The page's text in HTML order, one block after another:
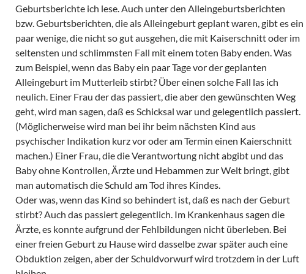
Geburtsberichte ich lese. Auch unter den Alleingeburtsberichten
bzw. Geburtsberichten, die als Alleingeburt geplant waren, gibt es ein
paar wenige, die nicht so gut ausgehen, die mit Kaiserschnitt oder im
seltensten und schlimmsten Fall mit einem toten Baby enden. Was
zum Beispiel, wenn das Baby ein paar Tage vor der geplanten
Alleingeburt im Mutterleib stirbt? Über einen solche Fall las ich
neulich. Einer Frau der das passiert, die aber den gewünschten Weg
geht, wird man sagen, daß es Schicksal war und gelegentlich passiert.
(Möglicherweise wird man bei ihr beim nächsten Kind aus
psychischer Indikation kurz vor oder am Termin einen Kaierschnitt
machen.) Einer Frau, die die Verantwortung nicht abgibt und das
Baby ohne Kontrollen, Ärzte und Hebammen zur Welt bringt, gibt
man automatisch die Schuld am Tod ihres Kindes.
Oder was, wenn das Kind so behindert ist, daß es nach der Geburt
stirbt? Auch das passiert gelegentlich. Im Krankenhaus sagen die
Ärzte, es konnte aufgrund der Fehlbildungen nicht überleben. Bei
einer freien Geburt zu Hause wird dasselbe zwar später auch eine
Obduktion zeigen, aber der Schuldvorwurf wird trotzdem in der Luft